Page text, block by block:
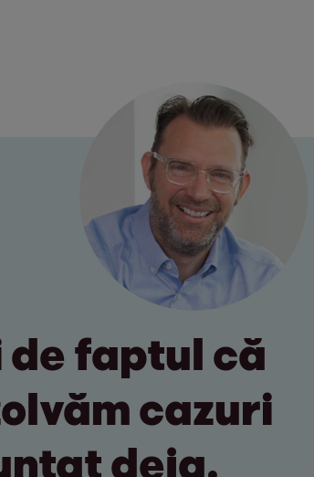
faptul că
cazuri
deja.